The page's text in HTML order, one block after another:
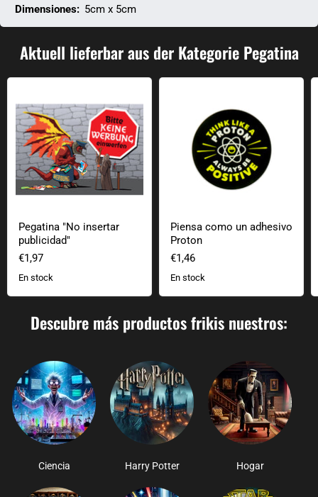
Dimensiones: 5cm x 5cm
Aktuell lieferbar aus der Kategorie Pegatina
Pegatina "No insertar
publicidad"
€1,97
En stock
Piensa como un adhesivo
Proton
€1,46
En stock
Descubre más productos frikis nuestros:
Ciencia Harry Potter Hogar